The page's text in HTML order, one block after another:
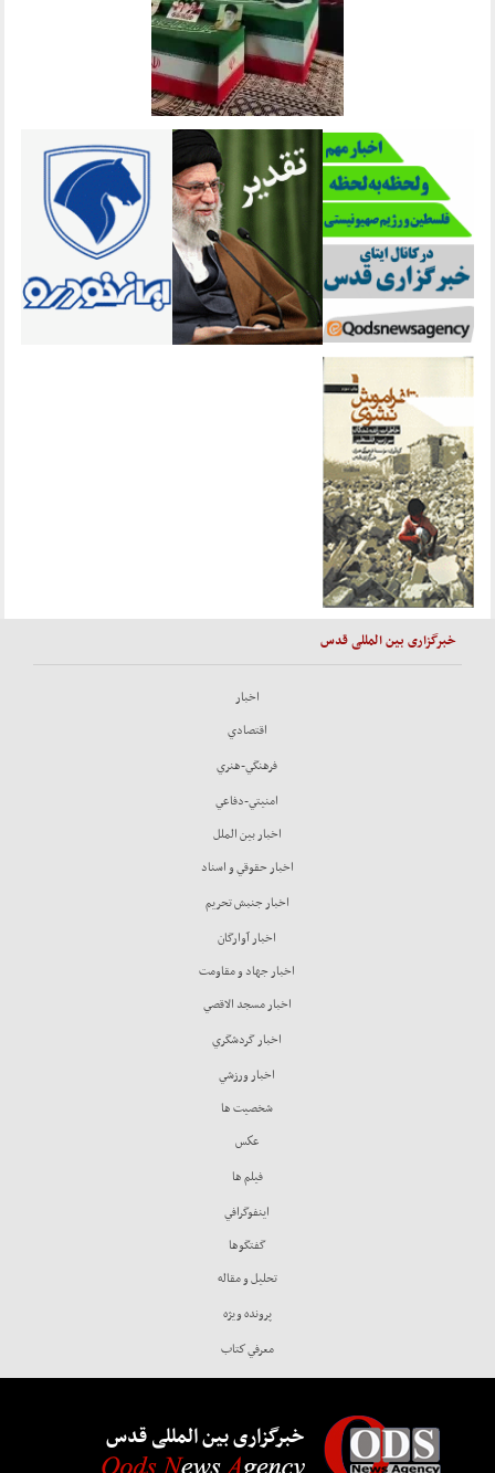
خبرگزاری بین المللی قدس
اخبار
اقتصادي
فرهنگي-هنري
امنيتي-دفاعي
اخبار بين الملل
اخبار حقوقي و اسناد
اخبار جنبش تحريم
اخبار آوارگان
اخبار جهاد و مقاومت
اخبار مسجد الاقصي
اخبار گردشگري
اخبار ورزشي
شخصيت ها
عكس
فيلم ها
اينفوگرافي
گفتگوها
تحليل و مقاله
پرونده ويژه
معرفي كتاب
خبرگزاری بین المللی قدس